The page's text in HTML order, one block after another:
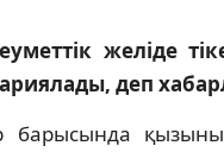
желіде
деп
барысында